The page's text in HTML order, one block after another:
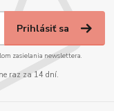
Prihlásiť sa
zasielania newslettera.
raz za 14 dní.